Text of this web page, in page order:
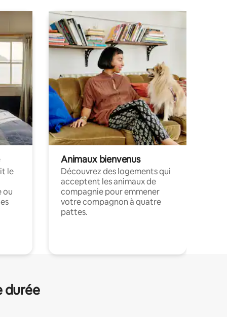
le
ou
Animaux bienvenus
Découvrez des logements qui
acceptent les animaux de
compagnie pour emmener
votre compagnon à quatre
pattes.
durée